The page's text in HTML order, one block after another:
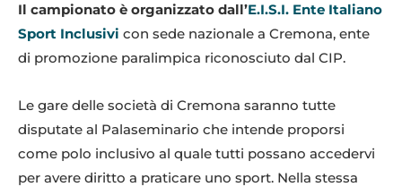
Il campionato è organizzato dall’E.I.S.I. Ente Italiano
Sport Inclusivi con sede nazionale a Cremona, ente
di promozione paralimpica riconosciuto dal CIP.
Le gare delle società di Cremona saranno tutte
disputate al Palaseminario che intende proporsi
come polo inclusivo al quale tutti possano accedervi
per avere diritto a praticare uno sport. Nella stessa